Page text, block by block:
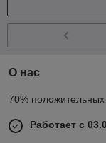
О нас
70% положительных
Работает с